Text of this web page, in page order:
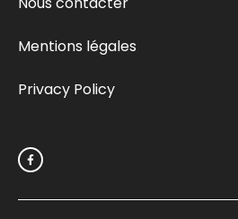
Mentions légales
Privacy Policy